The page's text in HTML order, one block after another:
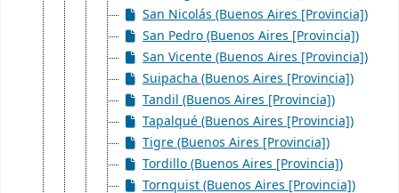
San Nicolás (Buenos Aires [Provincia])
San Pedro (Buenos Aires [Provincia])
San Vicente (Buenos Aires [Provincia])
Suipacha (Buenos Aires [Provincia])
Tandil (Buenos Aires [Provincia])
Tapalqué (Buenos Aires [Provincia])
Tigre (Buenos Aires [Provincia])
Tordillo (Buenos Aires [Provincia])
Tornquist (Buenos Aires [Provincia])